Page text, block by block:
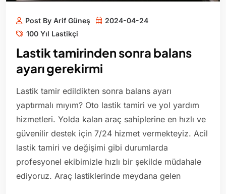
Post By Arif Güneş
2024-04-24
100 Yıl Lastikçi
Lastik tamirinden sonra balans
ayarı gerekirmi
Lastik tamir edildikten sonra balans ayarı
yaptırmalı mıyım? Oto lastik tamiri ve yol yardım
hizmetleri. Yolda kalan araç sahiplerine en hızlı ve
güvenilir destek için 7/24 hizmet vermekteyiz. Acil
lastik tamiri ve değişimi gibi durumlarda
profesyonel ekibimizle hızlı bir şekilde müdahale
ediyoruz. Araç lastiklerinde meydana gelen